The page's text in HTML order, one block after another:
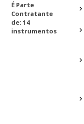
É Parte
Contratante
de: 14
instrumentos